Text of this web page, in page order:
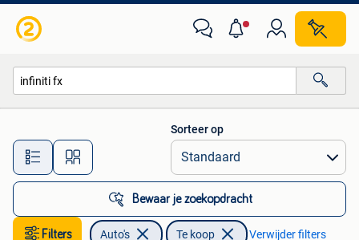
Alle afstanden…
Sorteer op
Bewaar je zoekopdracht
Filters Auto's Te koop Verwijder filters